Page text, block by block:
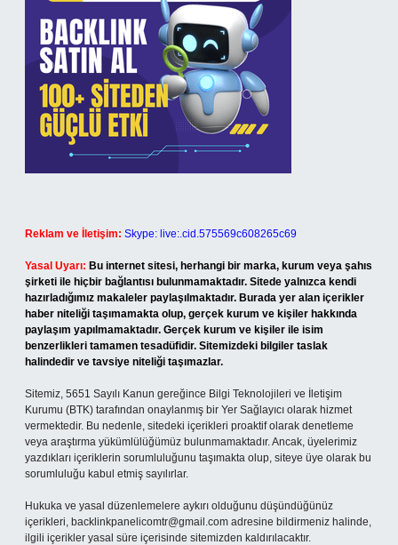
Reklam ve İletişim: Skype: live:.cid.575569c608265c69
Yasal Uyarı: Bu internet sitesi, herhangi bir marka, kurum veya şahıs
şirketi ile hiçbir bağlantısı bulunmamaktadır. Sitede yalnızca kendi
hazırladığımız makaleler paylaşılmaktadır. Burada yer alan içerikler
haber niteliği taşımamakta olup, gerçek kurum ve kişiler hakkında
paylaşım yapılmamaktadır. Gerçek kurum ve kişiler ile isim
benzerlikleri tamamen tesadüfidir. Sitemizdeki bilgiler taslak
halindedir ve tavsiye niteliği taşımazlar.
Sitemiz, 5651 Sayılı Kanun gereğince Bilgi Teknolojileri ve İletişim
Kurumu (BTK) tarafından onaylanmış bir Yer Sağlayıcı olarak hizmet
vermektedir. Bu nedenle, sitedeki içerikleri proaktif olarak denetleme
veya araştırma yükümlülüğümüz bulunmamaktadır. Ancak, üyelerimiz
yazdıkları içeriklerin sorumluluğunu taşımakta olup, siteye üye olarak bu
sorumluluğu kabul etmiş sayılırlar.
Hukuka ve yasal düzenlemelere aykırı olduğunu düşündüğünüz
içerikleri, backlinkpanelicomtr@gmail.com adresine bildirmeniz halinde,
ilgili içerikler yasal süre içerisinde sitemizden kaldırılacaktır.